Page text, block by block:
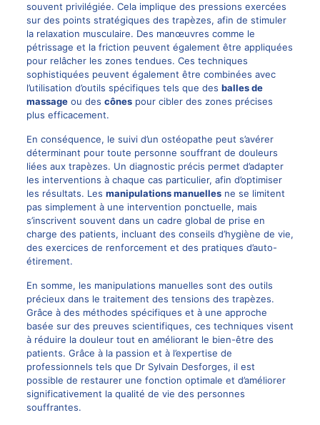
souvent privilégiée. Cela implique des pressions exercées
sur des points stratégiques des trapèzes, afin de stimuler
la relaxation musculaire. Des manœuvres comme le
pétrissage et la friction peuvent également être appliquées
pour relâcher les zones tendues. Ces techniques
sophistiquées peuvent également être combinées avec
l’utilisation d’outils spécifiques tels que des balles de
massageou des cônespour cibler des zones précises
plus efficacement.
En conséquence, le suivi d’un ostéopathe peut s’avérer
déterminant pour toute personne souffrant de douleurs
liées aux trapèzes. Un diagnostic précis permet d’adapter
les interventions à chaque cas particulier, afin d’optimiser
les résultats. Les manipulations manuellesne se limitent
pas simplement à une intervention ponctuelle, mais
s’inscrivent souvent dans un cadre global de prise en
charge des patients, incluant des conseils d’hygiène de vie,
des exercices de renforcement et des pratiques d’auto-
étirement.
En somme, les manipulations manuelles sont des outils
précieux dans le traitement des tensions des trapèzes.
Grâce à des méthodes spécifiques et à une approche
basée sur des preuves scientifiques, ces techniques visent
à réduire la douleur tout en améliorant le bien-être des
patients. Grâce à la passion et à l’expertise de
professionnels tels que Dr Sylvain Desforges, il est
possible de restaurer une fonction optimale et d’améliorer
significativement la qualité de vie des personnes
souffrantes.